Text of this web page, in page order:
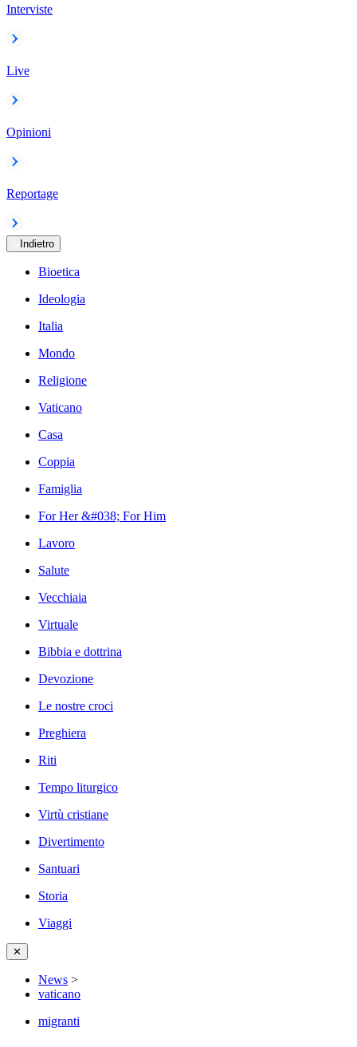
Interviste
Live
Opinioni
Reportage
Indietro
Bioetica
Ideologia
Italia
Mondo
Religione
Vaticano
Casa
Coppia
Famiglia
For Her &#038; For Him
Lavoro
Salute
Vecchiaia
Virtuale
Bibbia e dottrina
Devozione
Le nostre croci
Preghiera
Riti
Tempo liturgico
Virtù cristiane
Divertimento
Santuari
Storia
Viaggi
✕
News >
vaticano
migranti